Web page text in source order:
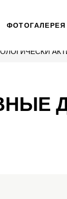
ФОТОГАЛЕРЕЯ